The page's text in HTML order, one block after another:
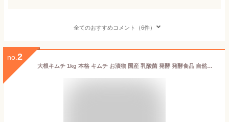
全てのおすすめコメント（6件）
no. 2
大根キムチ 1kg 本格 キムチ お漬物 国産 乳酸菌 発酵 発酵食品 自然発酵 ギフト ご飯のお供 韓国 唐辛子 キムチ鍋 株漬け 手塗り だいこん カクテギ 【送料無料(北海道・沖縄を除く)】